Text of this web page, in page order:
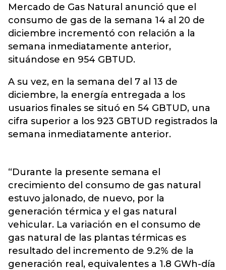
Mercado de Gas Natural anunció que el
consumo de gas de la semana 14 al 20 de
diciembre incrementó con relación a la
semana inmediatamente anterior,
situándose en 954 GBTUD.
A su vez, en la semana del 7 al 13 de
diciembre, la energía entregada a los
usuarios finales se situó en 54 GBTUD, una
cifra superior a los 923 GBTUD registrados la
semana inmediatamente anterior.
“Durante la presente semana el
crecimiento del consumo de gas natural
estuvo jalonado, de nuevo, por la
generación térmica y el gas natural
vehicular. La variación en el consumo de
gas natural de las plantas térmicas es
resultado del incremento de 9.2% de la
generación real, equivalentes a 1.8 GWh-día